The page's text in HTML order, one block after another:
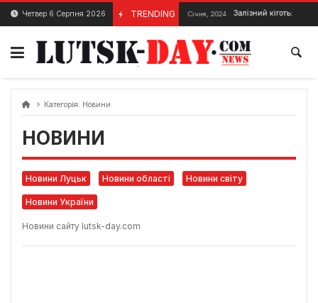
Skip
content
Четвер 6 Серпня 2026 TRENDING
Ziferblat – Концерт в Луцьку 20 Січня, 2024 Залізний кіготь: прем’єра фільму
Категорія: Новини
НОВИНИ
Новини Луцьк Новини області Новини світу
Новини України
Новини сайту lutsk-day.com